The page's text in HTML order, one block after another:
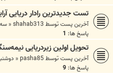
تست جدیدترین رادار دریایی
آخرین پست توسطshahab313
« سه‌شنبه
پاسخ ها: 1
تحویل اولین زیردریایی
آخرین پست توسطpasha85
« دوشنبه ۱۰ تیر ۱۳۹۲,
پاسخ ها: 9